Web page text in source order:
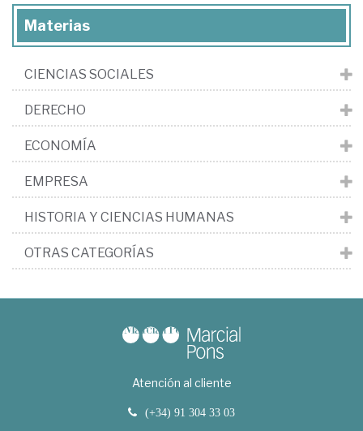
Materias
CIENCIAS SOCIALES
DERECHO
ECONOMÍA
EMPRESA
HISTORIA Y CIENCIAS HUMANAS
OTRAS CATEGORÍAS
Atención al cliente
(+34) 91 304 33 03